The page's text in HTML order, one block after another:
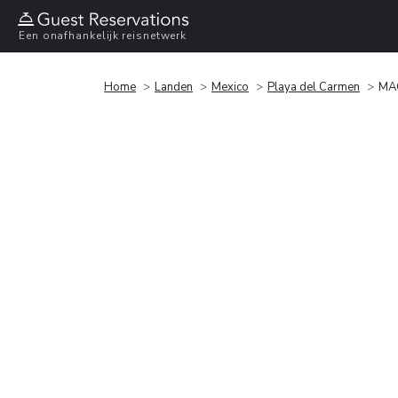
Een onafhankelijk reisnetwerk
Home Landen Mexico Playa del Carmen